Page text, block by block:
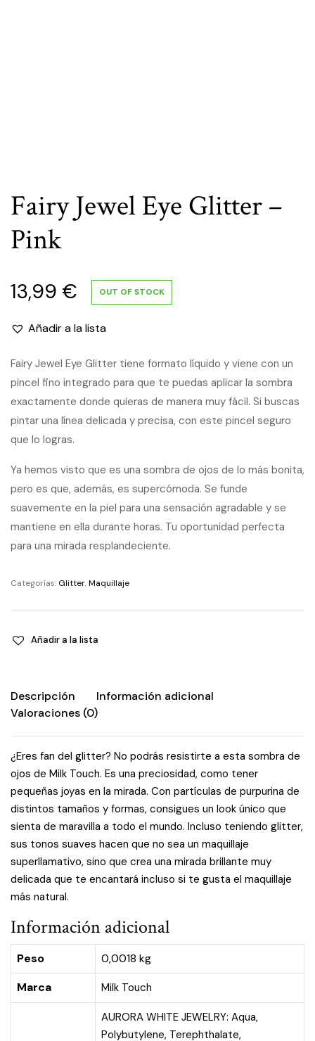
Fairy Jewel Eye Glitter –
Pink
13,99 € OUT OF STOCK
Añadir a la lista
Fairy Jewel Eye Glitter tiene formato líquido y viene con un
pincel fino integrado para que te puedas aplicar la sombra
exactamente donde quieras de manera muy fácil. Si buscas
pintar una línea delicada y precisa, con este pincel seguro
que lo logras.
Ya hemos visto que es una sombra de ojos de lo más bonita,
pero es que, además, es supercómoda. Se funde
suavemente en la piel para una sensación agradable y se
mantiene en ella durante horas. Tu oportunidad perfecta
para una mirada resplandeciente.
Categorías: Glitter,Maquillaje
Añadir a la lista
Descripción
Información adicional
Valoraciones (0)
¿Eres fan del glitter? No podrás resistirte a esta sombra de
ojos de Milk Touch. Es una preciosidad, como tener
pequeñas joyas en la mirada. Con partículas de purpurina de
distintos tamaños y formas, consigues un look único que
sienta de maravilla a todo el mundo. Incluso teniendo glitter,
sus tonos suaves hacen que no sea un maquillaje
superllamativo, sino que crea una mirada brillante muy
delicada que te encantará incluso si te gusta el maquillaje
más natural.
Información adicional
Peso
0,0018 kg
Marca
Milk Touch
AURORA WHITE JEWELRY: Aqua,
Polybutylene, Terephthalate,